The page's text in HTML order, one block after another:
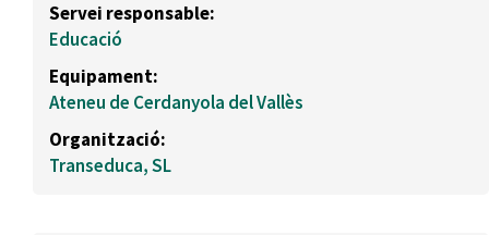
Servei responsable:
Educació
Equipament:
Ateneu de Cerdanyola del Vallès
Organització:
Transeduca, SL